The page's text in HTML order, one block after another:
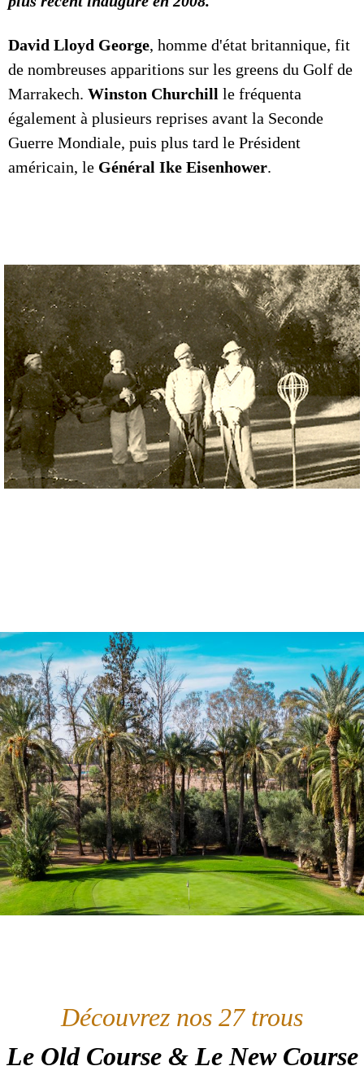
David Lloyd George, homme d'état britannique, fit
de nombreuses apparitions sur les greens du Golf de
Marrakech. Winston Churchill le fréquenta
également à plusieurs reprises avant la Seconde
Guerre Mondiale, puis plus tard le Président
américain, le Général Ike Eisenhower.
Découvrez nos 27 trous
Le Old Course & Le New Course